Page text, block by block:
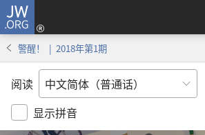
JW.ORG
警醒！ | 2018年第1期
阅读
显示拼音